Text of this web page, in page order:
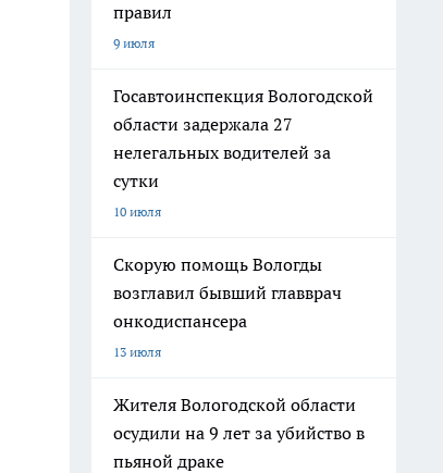
правил
9 июля
Госавтоинспекция Вологодской
области задержала 27
нелегальных водителей за
сутки
10 июля
Скорую помощь Вологды
возглавил бывший главврач
онкодиспансера
13 июля
Жителя Вологодской области
осудили на 9 лет за убийство в
пьяной драке